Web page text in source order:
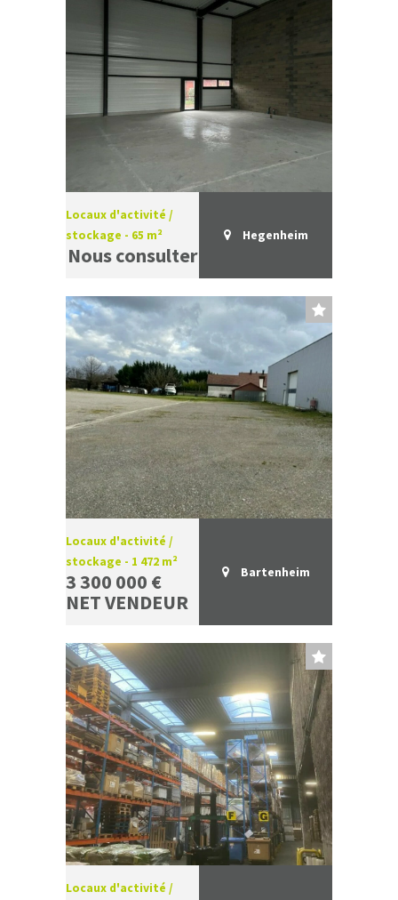
Locaux d'activité /
stockage - 65 m²
Nous consulter
Hegenheim
Locaux d'activité /
stockage - 1 472 m²
3 300 000 €
NET VENDEUR
Bartenheim
Locaux d'activité /